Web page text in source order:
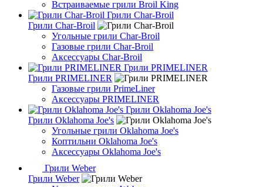
Встраиваемые грили Broil King
Грили Char-Broil
Грили Char-Broil
Угольные грили Char-Broil
Газовые грили Char-Broil
Аксессуары Char-Broil
Грили PRIMELINER
Грили PRIMELINER
Газовые грили PrimeLiner
Аксессуары PRIMELINER
Грили Oklahoma Joe's
Грили Oklahoma Joe's
Угольные грили Oklahoma Joe's
Коптильни Oklahoma Joe's
Аксессуары Oklahoma Joe's
Грили Weber
Грили Weber